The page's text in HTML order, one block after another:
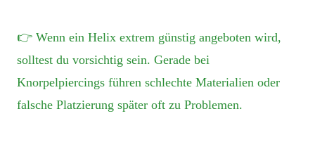
👉 Wenn ein Helix extrem günstig angeboten wird,
solltest du vorsichtig sein. Gerade bei
Knorpelpiercings führen schlechte Materialien oder
falsche Platzierung später oft zu Problemen.